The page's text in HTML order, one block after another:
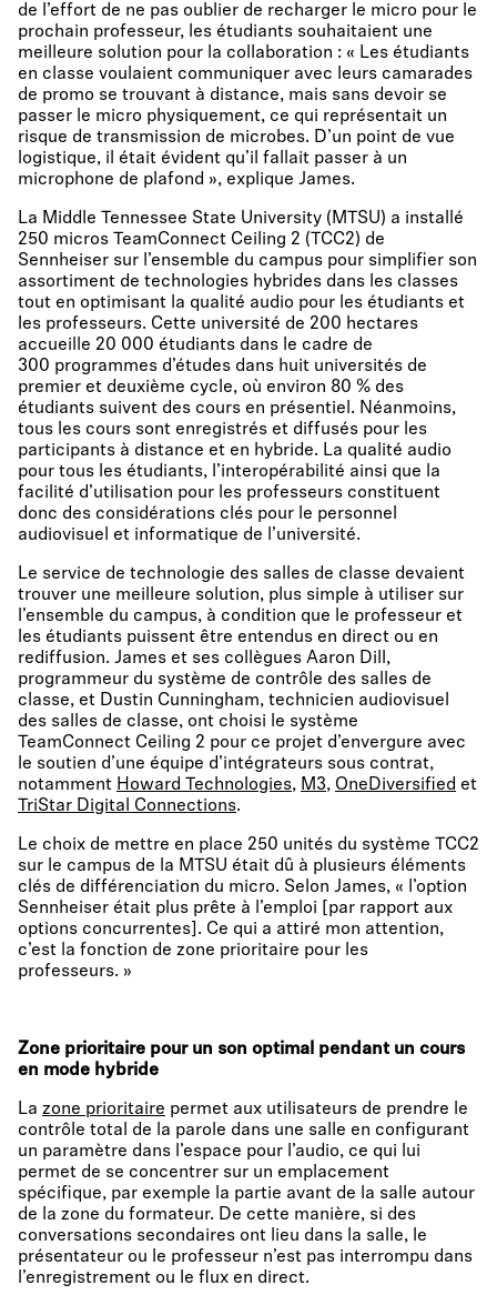
de l’effort de ne pas oublier de recharger le micro pour le
prochain professeur, les étudiants souhaitaient une
meilleure solution pour la collaboration : « Les étudiants
en classe voulaient communiquer avec leurs camarades
de promo se trouvant à distance, mais sans devoir se
passer le micro physiquement, ce qui représentait un
risque de transmission de microbes. D’un point de vue
logistique, il était évident qu’il fallait passer à un
microphone de plafond », explique James.
La Middle Tennessee State University (MTSU) a installé
250 micros TeamConnect Ceiling 2 (TCC2) de
Sennheiser sur l’ensemble du campus pour simplifier son
assortiment de technologies hybrides dans les classes
tout en optimisant la qualité audio pour les étudiants et
les professeurs. Cette université de 200 hectares
accueille 20 000 étudiants dans le cadre de
300 programmes d’études dans huit universités de
premier et deuxième cycle, où environ 80 % des
étudiants suivent des cours en présentiel. Néanmoins,
tous les cours sont enregistrés et diffusés pour les
participants à distance et en hybride. La qualité audio
pour tous les étudiants, l’interopérabilité ainsi que la
facilité d’utilisation pour les professeurs constituent
donc des considérations clés pour le personnel
audiovisuel et informatique de l’université.
Le service de technologie des salles de classe devaient
trouver une meilleure solution, plus simple à utiliser sur
l’ensemble du campus, à condition que le professeur et
les étudiants puissent être entendus en direct ou en
rediffusion. James et ses collègues Aaron Dill,
programmeur du système de contrôle des salles de
classe, et Dustin Cunningham, technicien audiovisuel
des salles de classe, ont choisi le système
TeamConnect Ceiling 2 pour ce projet d’envergure avec
le soutien d’une équipe d’intégrateurs sous contrat,
notamment Howard Technologies, M3, OneDiversified et
TriStar Digital Connections.
Le choix de mettre en place 250 unités du système TCC2
sur le campus de la MTSU était dû à plusieurs éléments
clés de différenciation du micro. Selon James, « l’option
Sennheiser était plus prête à l’emploi [par rapport aux
options concurrentes]. Ce qui a attiré mon attention,
c’est la fonction de zone prioritaire pour les
professeurs. »
Zone prioritaire pour un son optimal pendant un cours
en mode hybride
La zone prioritaire permet aux utilisateurs de prendre le
contrôle total de la parole dans une salle en configurant
un paramètre dans l’espace pour l’audio, ce qui lui
permet de se concentrer sur un emplacement
spécifique, par exemple la partie avant de la salle autour
de la zone du formateur. De cette manière, si des
conversations secondaires ont lieu dans la salle, le
présentateur ou le professeur n’est pas interrompu dans
l’enregistrement ou le flux en direct.